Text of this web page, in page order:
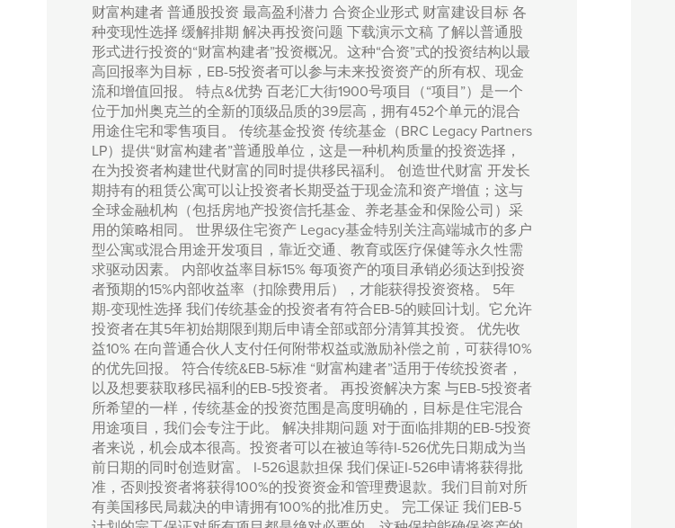
财富构建者 普通股投资 最高盈利潜力 合资企业形式 财富建设目标 各
种变现性选择 缓解排期 解决再投资问题 下载演示文稿 了解以普通股
形式进行投资的“财富构建者”投资概况。这种“合资”式的投资结构以最
高回报率为目标，EB-5投资者可以参与未来投资资产的所有权、现金
流和增值回报。 特点&优势 百老汇大街1900号项目（“项目”）是一个
位于加州奥克兰的全新的顶级品质的39层高，拥有452个单元的混合
用途住宅和零售项目。 传统基金投资 传统基金（BRC Legacy Partners
LP）提供“财富构建者”普通股单位，这是一种机构质量的投资选择，
在为投资者构建世代财富的同时提供移民福利。 创造世代财富 开发长
期持有的租赁公寓可以让投资者长期受益于现金流和资产增值；这与
全球金融机构（包括房地产投资信托基金、养老基金和保险公司）采
用的策略相同。 世界级住宅资产 Legacy基金特别关注高端城市的多户
型公寓或混合用途开发项目，靠近交通、教育或医疗保健等永久性需
求驱动因素。 内部收益率目标15% 每项资产的项目承销必须达到投资
者预期的15%内部收益率（扣除费用后），才能获得投资资格。 5年
期-变现性选择 我们传统基金的投资者有符合EB-5的赎回计划。它允许
投资者在其5年初始期限到期后申请全部或部分清算其投资。 优先收
益10% 在向普通合伙人支付任何附带权益或激励补偿之前，可获得10%
的优先回报。 符合传统&EB-5标准 “财富构建者”适用于传统投资者，
以及想要获取移民福利的EB-5投资者。 再投资解决方案 与EB-5投资者
所希望的一样，传统基金的投资范围是高度明确的，目标是住宅混合
用途项目，我们会专注于此。 解决排期问题 对于面临排期的EB-5投资
者来说，机会成本很高。投资者可以在被迫等待I-526优先日期成为当
前日期的同时创造财富。 I-526退款担保 我们保证I-526申请将获得批
准，否则投资者将获得100%的投资资金和管理费退款。我们目前对所
有美国移民局裁决的申请拥有100%的批准历史。 完工保证 我们EB-5